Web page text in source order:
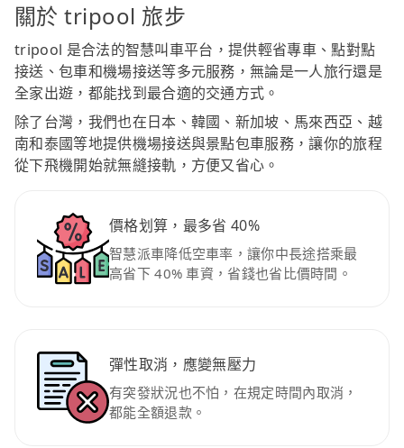
關於 tripool 旅步
tripool 是合法的智慧叫車平台，提供輕省專車、點對點
接送、包車和機場接送等多元服務，無論是一人旅行還是
全家出遊，都能找到最合適的交通方式。
除了台灣，我們也在日本、韓國、新加坡、馬來西亞、越
南和泰國等地提供機場接送與景點包車服務，讓你的旅程
從下飛機開始就無縫接軌，方便又省心。
價格划算，最多省 40%
智慧派車降低空車率，讓你中長途搭乘最
高省下 40% 車資，省錢也省比價時間。
彈性取消，應變無壓力
有突發狀況也不怕，在規定時間內取消，
都能全額退款。